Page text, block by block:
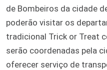
de Bombeiros da cidade
poderão visitar os
tradicional Trick or Treat
serão coordenadas pela
oferecer serviço de